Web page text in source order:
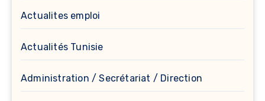
Actualites emploi
Actualités Tunisie
Administration / Secrétariat / Direction